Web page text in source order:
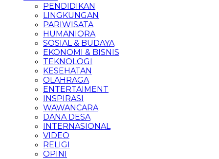
PENDIDIKAN
LINGKUNGAN
PARIWISATA
HUMANIORA
SOSIAL & BUDAYA
EKONOMI & BISNIS
TEKNOLOGI
KESEHATAN
OLAHRAGA
ENTERTAIMENT
INSPIRASI
WAWANCARA
DANA DESA
INTERNASIONAL
VIDEO
RELIGI
OPINI